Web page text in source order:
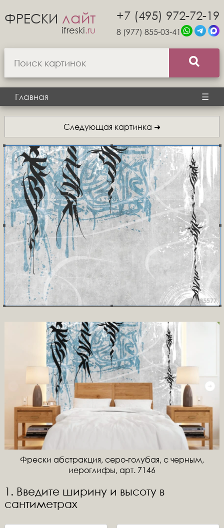
ФРЕСКИ лайт
ifreski.ru
+7 (495) 972-72-19
8 (977) 855-03-41
Главная ☰
Следующая картинка ➜
Фрески абстракция, серо-голубая, с черным,
иероглифы, арт. 7146
1. Введите ширину и высоту в
сантиметрах